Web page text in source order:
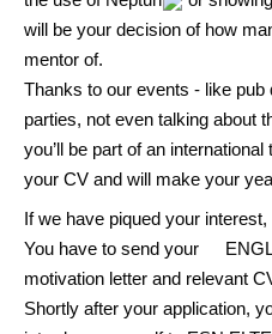
will be your decision of how
mentor of.
Thanks to our events - like
parties, not even talking about
you’ll be part of an
your CV and will make your
If we have piqued your
You have to send your
motivation letter and relevant
Shortly after your application,